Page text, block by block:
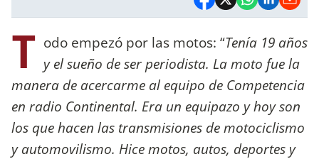
T odo empezó por las motos: “Tenía 19 años
y el sueño de ser periodista. La moto fue la
manera de acercarme al equipo de Competencia
en radio Continental. Era un equipazo y hoy son
los que hacen las transmisiones de motociclismo
y automovilismo. Hice motos, autos, deportes y